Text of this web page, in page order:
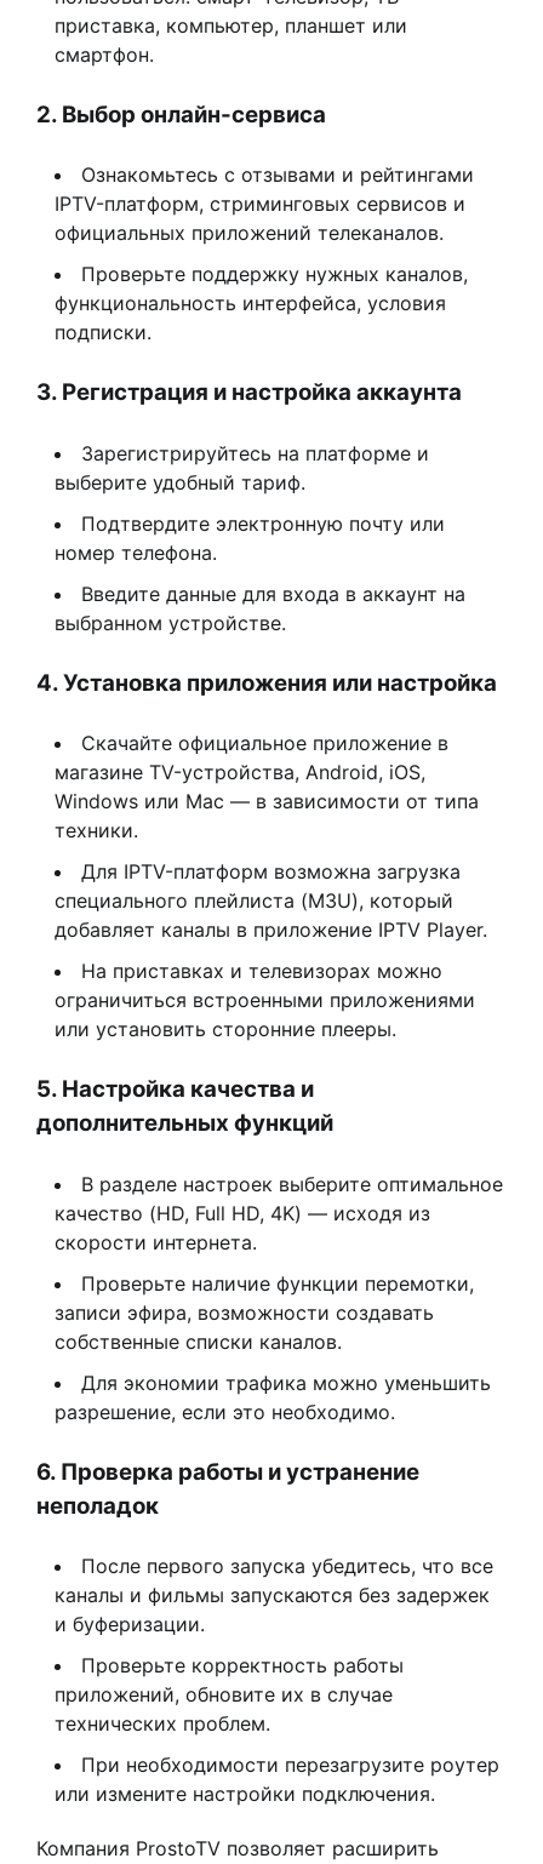
приставка, компьютер, планшет или
смартфон.
2. Выбор онлайн-сервиса
Ознакомьтесь с отзывами и рейтингами
IPTV-платформ, стриминговых сервисов и
официальных приложений телеканалов.
Проверьте поддержку нужных каналов,
функциональность интерфейса, условия
подписки.
3. Регистрация и настройка аккаунта
Зарегистрируйтесь на платформе и
выберите удобный тариф.
Подтвердите электронную почту или
номер телефона.
Введите данные для входа в аккаунт на
выбранном устройстве.
4. Установка приложения или настройка
Скачайте официальное приложение в
магазине TV-устройства, Android, iOS,
Windows или Mac — в зависимости от типа
техники.
Для IPTV-платформ возможна загрузка
специального плейлиста (M3U), который
добавляет каналы в приложение IPTV Player.
На приставках и телевизорах можно
ограничиться встроенными приложениями
или установить сторонние плееры.
5. Настройка качества и
дополнительных функций
В разделе настроек выберите оптимальное
качество (HD, Full HD, 4K) — исходя из
скорости интернета.
Проверьте наличие функции перемотки,
записи эфира, возможности создавать
собственные списки каналов.
Для экономии трафика можно уменьшить
разрешение, если это необходимо.
6. Проверка работы и устранение
неполадок
После первого запуска убедитесь, что все
каналы и фильмы запускаются без задержек
и буферизации.
Проверьте корректность работы
приложений, обновите их в случае
технических проблем.
При необходимости перезагрузите роутер
или измените настройки подключения.
Компания ProstoTV позволяет расширить